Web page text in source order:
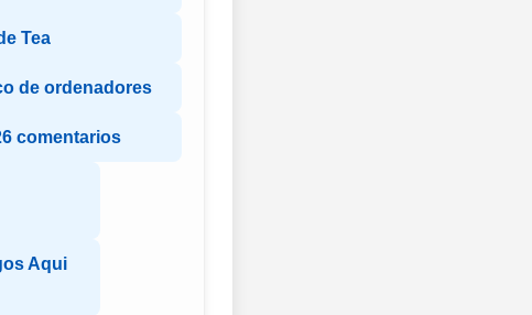
Tea
de ordenadores
comentarios
Aqui